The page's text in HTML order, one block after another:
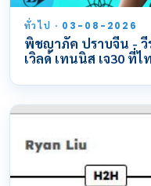
ทั่วไป · 03-08-2026
พิชญาภัค ปราบจีน - วี
เวิลด์ เทนนิส เจ30 ที่ไ